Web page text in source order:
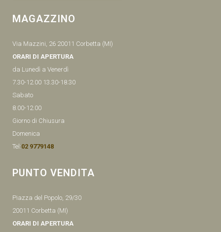
MAGAZZINO
Via Mazzini, 26 20011 Corbetta (MI)
ORARI DI APERTURA
da Lunedì a Venerdì
7.30-12.00 13.30-18.30
Sabato
8.00-12.00
Giorno di Chiusura
Domenica
Tel:02 9779148
PUNTO VENDITA
Piazza del Popolo, 29/30
20011 Corbetta (MI)
ORARI DI APERTURA